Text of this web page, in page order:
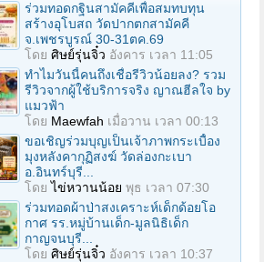
ร่วมทอดกฐินสามัคคีเพื่อสมทบทุน
สร้างอุโบสถ วัดปากตกสามัคคี
จ.เพชรบูรณ์ 30-31ตค.69
โดย ศิษย์รุ่นจิ๋ว อังคาร เวลา 11:05
ทำไมวันนี้คนถึงเชื่อรีวิวน้อยลง? รวม
รีวิวจากผู้ใช้บริการจริง ญาณฮีลใจ by
แมวฟ้า
โดย Maewfah เมื่อวาน เวลา 00:13
ขอเชิญร่วมบุญเป็นเจ้าภาพกระเบื้อง
มุงหลังคากุฏิสงฆ์ วัดล่องกะเบา
อ.อินทร์บุรี...
โดยไข่หวานน้อย พุธ เวลา 07:30
ร่วมทอดผ้าป่าสงเคราะห์เด็กด้อยโอ
กาศ รร.หมู่บ้านเด็ก-มูลนิธิเด็ก
กาญจนบุรี...
โดย ศิษย์รุ่นจิ๋ว อังคาร เวลา 10:37